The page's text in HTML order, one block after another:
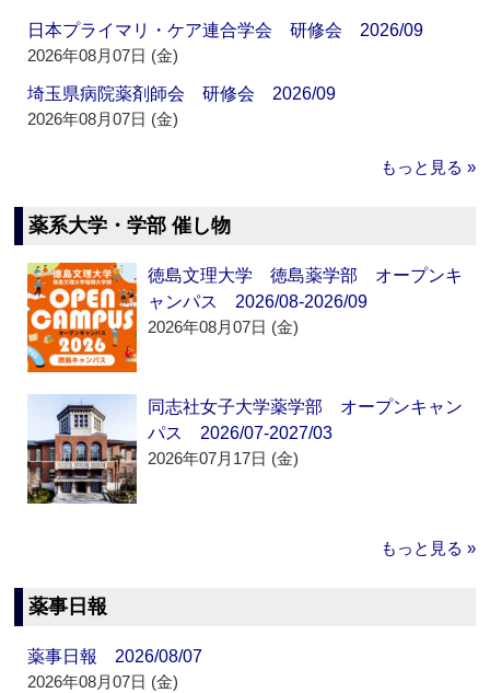
日本プライマリ・ケア連合学会 研修会 2026/09
2026年08月07日 (金)
埼玉県病院薬剤師会 研修会 2026/09
2026年08月07日 (金)
もっと見る »
薬系大学・学部 催し物
徳島文理大学 徳島薬学部 オープンキ
ャンパス 2026/08-2026/09
2026年08月07日 (金)
同志社女子大学薬学部 オープンキャン
パス 2026/07-2027/03
2026年07月17日 (金)
もっと見る »
薬事日報
薬事日報 2026/08/07
2026年08月07日 (金)